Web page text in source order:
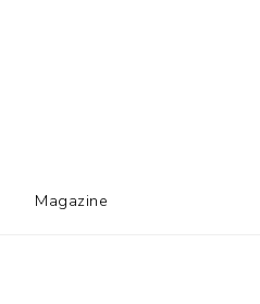
Magazine